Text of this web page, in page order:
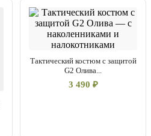
Тактический костюм с защитой
G2 Олива...
3 490 ₽